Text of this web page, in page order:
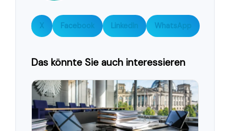
X Facebook LinkedIn WhatsApp
Das könnte Sie auch interessieren